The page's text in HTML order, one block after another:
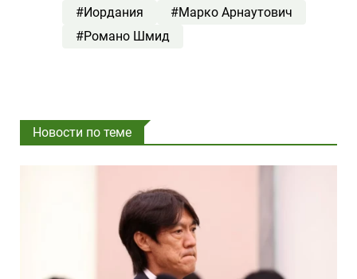
#Иордания
#Марко Арнаутович
#Романо Шмид
Новости по теме